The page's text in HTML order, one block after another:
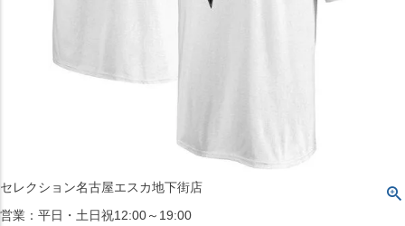
JR水道橋駅西口店
〒101-0061
セレクション名古屋エスカ地下街店
営業：平日・土日祝12:00～19:00